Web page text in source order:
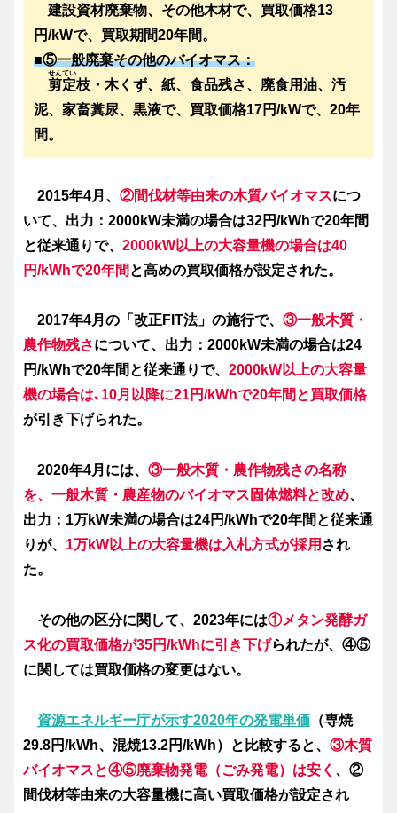
建設資材廃棄物、その他木材で、買取価格13
円/kWで、買取期間20年間。
■⑤一般廃棄その他のバイオマス：
剪定
せんてい
枝・木くず、紙、食品残さ、廃食用油、汚
泥、家畜糞尿、黒液で、買取価格17円/kWで、20年
間。
2015年4月、 ②間伐材等由来の木質バイオマスにつ
いて、出力：2000kW未満の場合は32円/kWhで20年間
と従来通りで、 2000kW以上の大容量機の場合は40
円/kWhで20年間 と高めの買取価格が設定された。
2017年4月の「 改正FIT法」の施行で、 ③一般木質・
農作物残さについて、出力：2000kW未満の場合は24
円/kWhで20年間 と従来通りで、 2000kW以上の大容量
機の場合は､10月以降に21円/kWhで20年間と買取価格
が引き下げられた。
2020年4月には、 ③一般木質・農作物残さの名称
を、一般木質・農産物のバイオマス固体燃料と改め、
出力：1万kW未満の場合は24円/kWhで20年間 と従来通
りが、 1万kW以上の大容量機は入札方式が採用 され
た。
その他の区分に関して、2023年には①メタン発酵ガ
ス化の買取価格が35円/kWhに引き下げられたが、 ④⑤
に関しては買取価格の変更はない。
資源エネルギー庁が示す2020年の発電単価 （専焼
29.8円/kWh、混焼13.2円/kWh）
と比較すると、 ③木質
バイオマスと④⑤廃棄物発電（ごみ発電） は安く 、②
間伐材等由来の大容量機に高い買取価格が設定され